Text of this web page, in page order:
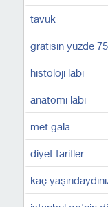
tavuk
gratisin yüzde
histoloji labı
anatomi labı
met gala
diyet tarifler
kaç